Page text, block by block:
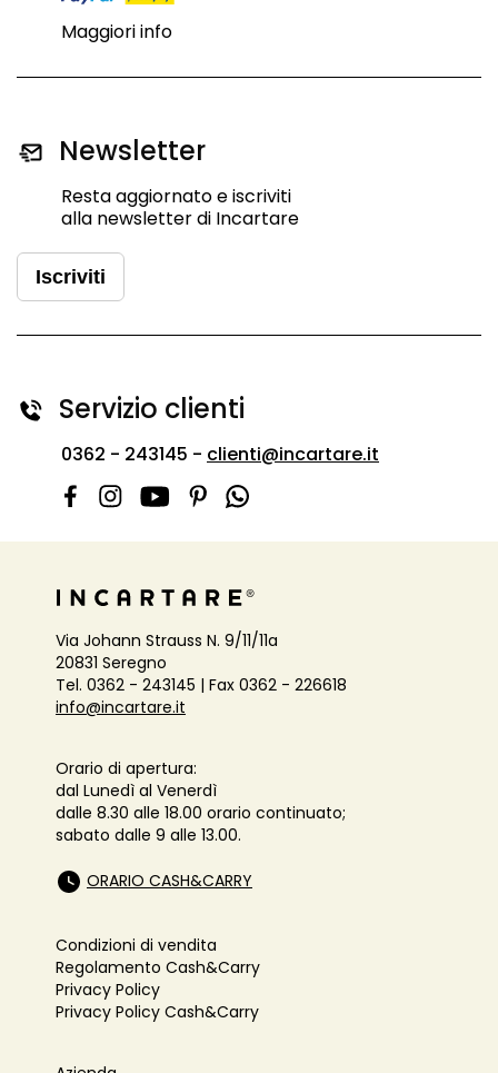
Maggiori info
Newsletter
Resta aggiornato e iscriviti
alla newsletter di Incartare
Iscriviti
Servizio clienti
0362 - 243145 - clienti@incartare.it
Via Johann Strauss N. 9/11/11a
20831 Seregno
Tel. 0362 - 243145 | Fax 0362 - 226618
info@incartare.it
Orario di apertura:
dal Lunedì al Venerdì
dalle 8.30 alle 18.00 orario continuato;
sabato dalle 9 alle 13.00.
ORARIO CASH&CARRY
Condizioni di vendita
Regolamento Cash&Carry
Privacy Policy
Privacy Policy Cash&Carry